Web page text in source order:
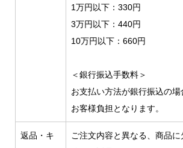
1万円以下：330円
3万円以下：440円
10万円以下：660円
＜銀行振込手数料＞
お支払い方法が銀行振込の
お客様負担となります。
返品・キ
ご注文内容と異なる、商品